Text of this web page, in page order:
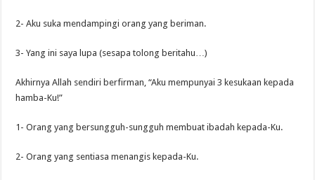
2- Aku suka mendampingi orang yang beriman.
3- Yang ini saya lupa (sesapa tolong beritahu…)
Akhirnya Allah sendiri berfirman, “Aku mempunyai 3 kesukaan kepada
hamba-Ku!”
1- Orang yang bersungguh-sungguh membuat ibadah kepada-Ku.
2- Orang yang sentiasa menangis kepada-Ku.